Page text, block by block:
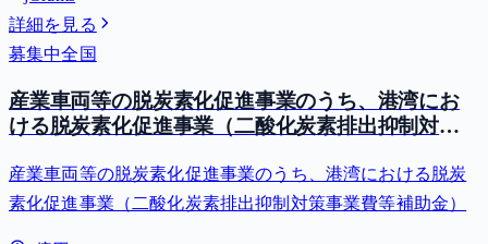
詳細を見る
募集中全国
産業車両等の脱炭素化促進事業のうち、港湾にお
ける脱炭素化促進事業（二酸化炭素排出抑制対策
産業車両等の脱炭素化促進事業のうち、港湾における脱炭
素化促進事業（二酸化炭素排出抑制対策事業費等補助金）